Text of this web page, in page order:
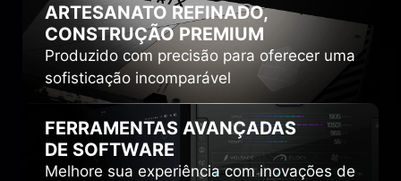
ARTESANATO REFINADO,
CONSTRUÇÃO PREMIUM
Produzido com precisão para oferecer uma
sofisticação incomparável
FERRAMENTAS AVANÇADAS
DE SOFTWARE
Melhore sua experiência com inovações de